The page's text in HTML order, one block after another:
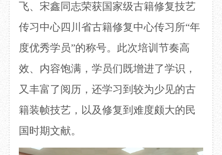
飞、宋鑫同志荣获国家级古籍修复技艺
传习中心四川省古籍修复中心传习所“年
度优秀学员”的称号。此次培训节奏高
效、内容饱满，学员们既增进了学识，
又丰富了阅历，还学习到较为少见的古
籍装帧技艺，以及修复到难度颇大的民
国时期文献。